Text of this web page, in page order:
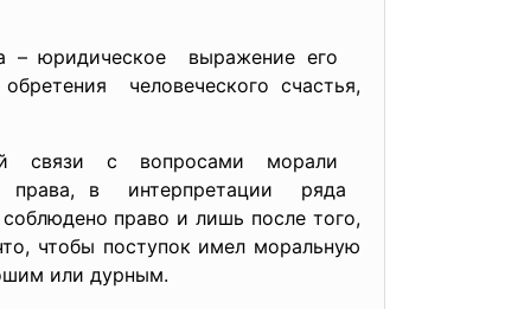
– юридическое выражение его
обретения человеческогосчастья,
связи с вопросами морали
права, в интерпретации ряда
право и лишь после того,
чтобы поступок имел моральную
или дурным.